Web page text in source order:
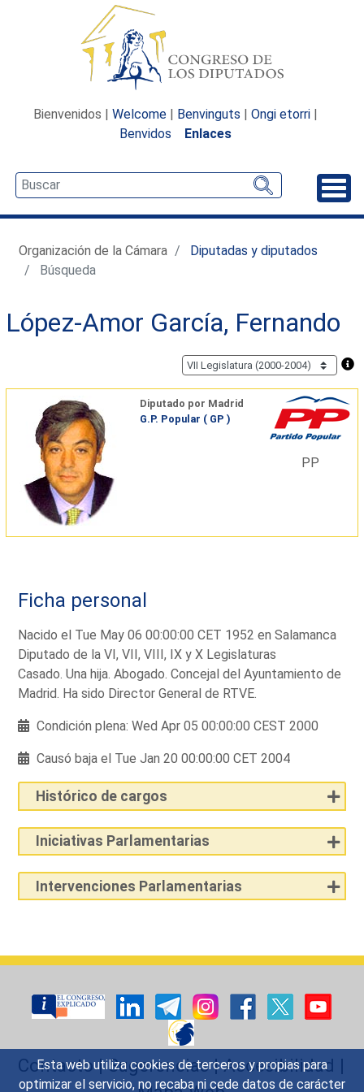
Esta web utiliza cookies de terceros y propias para
optimizar el servicio, no recaba ni cede datos de carácter
Bienvenidos | Welcome | Benvinguts | Ongi etorri |
Benvidos
Enlaces
Organización de la Cámara
Diputadas y diputados
Búsqueda
López-Amor García, Fernando
Diputado por Madrid
G.P. Popular ( GP )
PP
Ficha personal
Nacido el Tue May 06 00:00:00 CET 1952 en Salamanca
Diputado de la VI, VII, VIII, IX y X Legislaturas
Casado. Una hija. Abogado. Concejal del Ayuntamiento de
Madrid. Ha sido Director General de RTVE.
Condición plena: Wed Apr 05 00:00:00 CEST 2000
Causó baja el Tue Jan 20 00:00:00 CET 2004
Histórico de cargos
Iniciativas Parlamentarias
Intervenciones Parlamentarias
Contacto|Sugerencias|Accesibilidad |